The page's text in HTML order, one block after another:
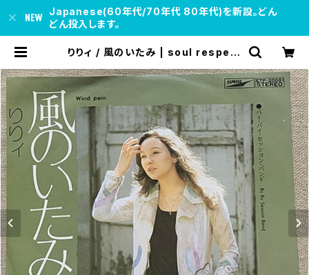
Japanese(60年代/70年代 80年代)を新設。どん
どん投入します。
りりィ / 風のいたみ | soul respect